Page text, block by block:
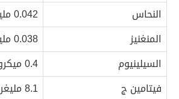
النحاس
0.042 مليغرام
المنغنيز
0.038 مليغرام
السيلينيوم
0.4 ميكروغرام
فيتامين ج
8.1 مليغرامات